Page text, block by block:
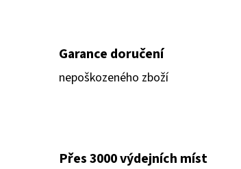
Garance doručení
nepoškozeného zboží
Přes 3000 výdejních míst